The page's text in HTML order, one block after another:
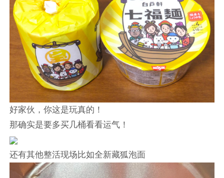
好家伙，你这是玩真的！
那确实是要多买几桶看看运气！
还有其他整活现场比如全新藏狐泡面